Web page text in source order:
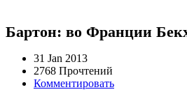
Бартон: во Франции
31 Jan 2013
2768 Прочтений
Комментировать